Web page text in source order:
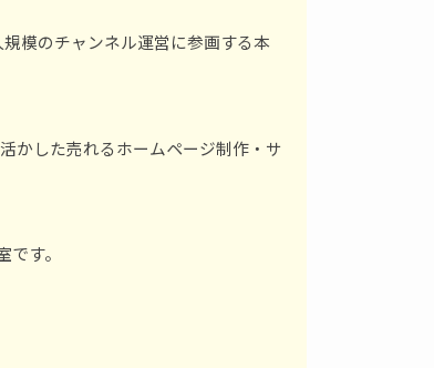
模のチャンネル運営に参画する本
かした売れるホームページ制作・サ
す。